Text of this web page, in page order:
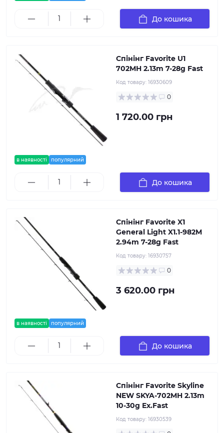
До кошика
в наявності популярний
Спінінг Favorite U1
702MH 2.13m 7-28g Fast
Код товару: 16930609
0
1 720.00 грн
До кошика
в наявності популярний
Спінінг Favorite X1
General Light X1.1-982M
2.94m 7-28g Fast
Код товару: 16930757
0
3 620.00 грн
До кошика
Спінінг Favorite Skyline
NEW SKYA-702MH 2.13m
10-30g Ex.Fast
Код товару: 16930539